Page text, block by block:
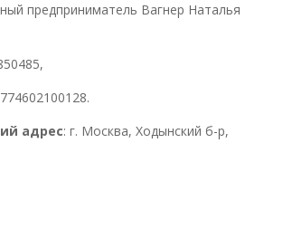
предприниматель Вагнер Наталья
адрес: г. Москва, Ходынский б-р,